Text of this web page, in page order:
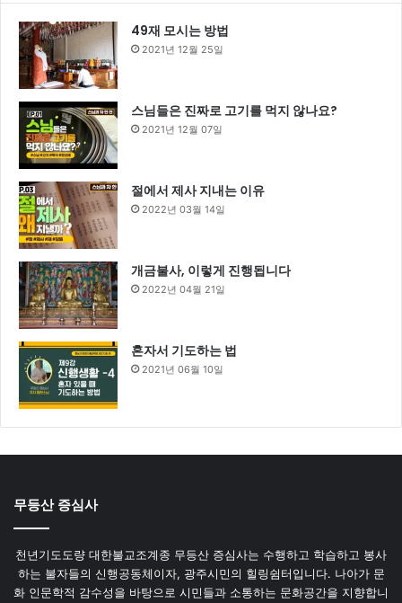
49재 모시는 방법
2021년 12월 25일
스님들은 진짜로 고기를 먹지 않나요?
2021년 12월 07일
절에서 제사 지내는 이유
2022년 03월 14일
개금불사, 이렇게 진행됩니다
2022년 04월 21일
혼자서 기도하는 법
2021년 06월 10일
무등산 증심사
천년기도도량 대한불교조계종 무등산 증심사는 수행하고 학습하고 봉사
하는 불자들의 신행공동체이자, 광주시민의 힐링쉼터입니다. 나아가 문
화 인문학적 감수성을 바탕으로 시민들과 소통하는 문화공간을 지향합니